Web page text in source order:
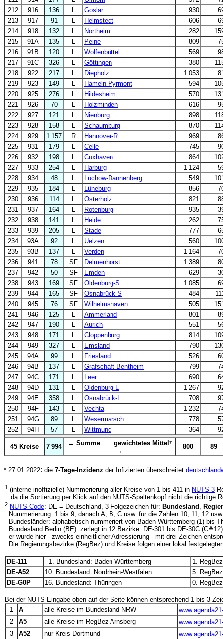
212
916 136 L Goslar 930
213
917 91 L Helmstedt 606
214
918 132 L Northeim 282
215
91A 135 L Peine 809
216
91B 120 L Wolfenbüttel 569
217
91C 326 L Göttingen 380
218
922 217 L Diepholz 1 053
219
923 149 L Hameln-Pyrmont 594
220
925 276 L Hildesheim 570
221
926 70 L Holzminden 616
222
927 121 L Nienburg 898
223
928 158 L Schaumburg 870
224
929 1 157 R Hannover-R 969
225
931 179 L Celle 745
226
932 198 L Cuxhaven 864
227
933 254 L Harburg 1 124
228
934 48 L Lüchow-Dannenberg 549
229
935 184 L Lüneburg 856
230
936 114 L Osterholz 821
231
937 164 L Rotenburg 935
232
938 141 L Heide 262
233
939 205 L Stade 777
234
93A 92 L Uelzen 560
235
93B 137 L Verden 1 164
236
941 78 SF Delmenhorst 1 389
237
942 50 SF Emden 629
238
943 169 SF Oldenburg-S 1 085
239
944 165 SF Osnabrück-S 484
240
945 76 SF Wilhelmshaven 505
241
946 125 L Ammerland 801
242
947 190 L Aurich 551
243
948 171 L Cloppenburg 814
244
949 327 L Emsland 790
245
94A 99 L Friesland 526
246
94B 137 L Grafschaft Bentheim 799
247
94C 171 L Leer 690
248
94D 131 L Oldenburg-L 1 267
249
94E 358 L Osnabrück-L 708
250
94F 143 L Vechta 1 232
251
94G 89 L Wesermarsch 778
252
94H 57 L Wittmund 364
45 Kreise 7 994
← Summe gewichtetes Mittel⁷
→
800 89
* 27.01.2022: die 7-Tage-Inzidenz der Infizierten überschreitet
1 (interne inoffizielle) Nummerierung aller Kreise von 1 bis 411 in NUTS-3-
da die Sortierung per Klick auf den NUTS-Spaltenkopf nicht die richtige
2 NUTS-Code: DE = Deutschland, 3 Folgezeichen für: Bundesland
Nummerierung: 1 bis 9, danach A, B, C usw. für die Zahlen 10, 11, 12 usw.
Bundesländer: alphabetisch nummeriert von Baden-Württemberg (1) bis
Bundesland Berlin (BE): zerlegt in 12 Bezirke: DE-301 bis DE-30C
er wurde hier - zwecks einheitlicher Adressierung - mit drei Zeichen
Die Regierungsbezirke (RegBez) und Kreise folgen einer lokal
DE-111 1. Bundesland: Baden-Württemberg
1.
DE-A52
10. Bundesland: Nordrhein-Westfalen
5.
DE-G0P
16. Bundesland: Thüringen 0.
Bei der NUTS-Eingabe oben auf der Seite können entsprechend 1 bis 3
1
A alle Kreise im Bundesland NRW
2
A5 alle Kreise im RegBez Arnsberg
3
A52 nur Kreis Dortmund